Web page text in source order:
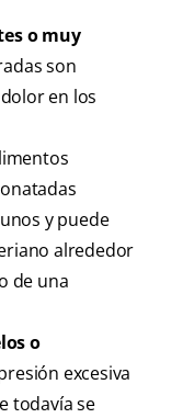
o muy
son
en los
y puede
alrededor
de una
o
excesiva
todavía se